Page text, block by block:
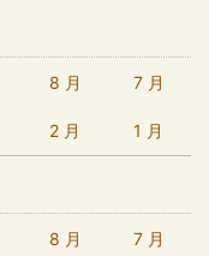
8 月 7 月
2 月 1 月
8 月 7 月